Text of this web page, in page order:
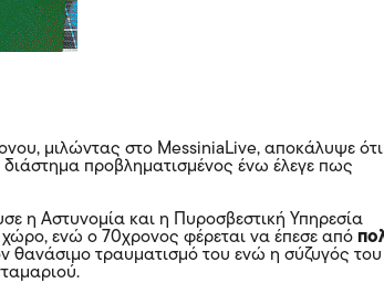
μιλώντας στο MessiniaLive, αποκάλυψε
διάστημα προβληματισμένος ένω έλεγε πως
η Αστυνομία και η Πυροσβεστική Υπηρεσία
ενώ ο 70χρονος φέρεται να έπεσε από
θανάσιμο τραυματισμό του ενώ η σύζυγός του